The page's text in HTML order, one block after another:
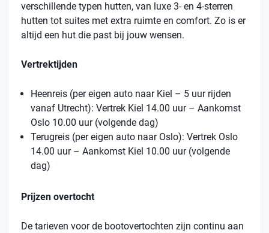
verschillende typen hutten, van luxe 3- en 4-sterren
hutten tot suites met extra ruimte en comfort. Zo is er
altijd een hut die past bij jouw wensen.
Vertrektijden
Heenreis (per eigen auto naar Kiel – 5 uur rijden
vanaf Utrecht): Vertrek Kiel 14.00 uur – Aankomst
Oslo 10.00 uur (volgende dag)
Terugreis (per eigen auto naar Oslo): Vertrek Oslo
14.00 uur – Aankomst Kiel 10.00 uur (volgende
dag)
Prijzen overtocht
De tarieven voor de bootovertochten zijn continu aan